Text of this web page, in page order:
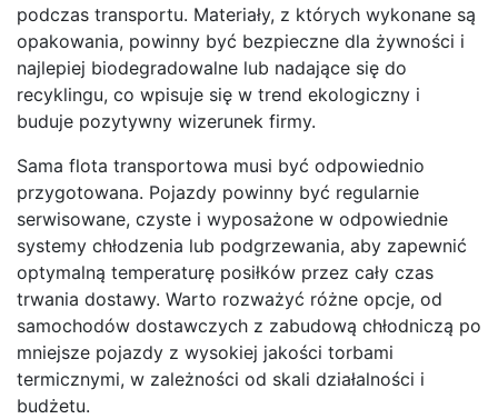
podczas transportu. Materiały, z których wykonane są
opakowania, powinny być bezpieczne dla żywności i
najlepiej biodegradowalne lub nadające się do
recyklingu, co wpisuje się w trend ekologiczny i
buduje pozytywny wizerunek firmy.
Sama flota transportowa musi być odpowiednio
przygotowana. Pojazdy powinny być regularnie
serwisowane, czyste i wyposażone w odpowiednie
systemy chłodzenia lub podgrzewania, aby zapewnić
optymalną temperaturę posiłków przez cały czas
trwania dostawy. Warto rozważyć różne opcje, od
samochodów dostawczych z zabudową chłodniczą po
mniejsze pojazdy z wysokiej jakości torbami
termicznymi, w zależności od skali działalności i
budżetu.